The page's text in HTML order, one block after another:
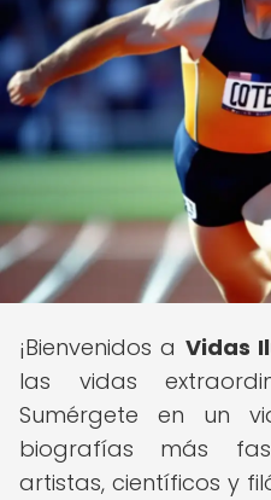
¡Bienvenidos a Vidas
las vidas
Sumérgete en un
biografías más
artistas, científicos y